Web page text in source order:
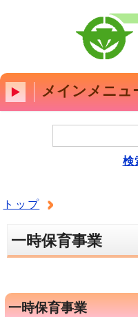
メインメニュ
検
トップ
一時保育事業
一時保育事業